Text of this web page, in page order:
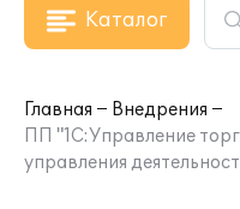
Каталог
Главная
Внедрения
ПП "1С:Управление
управления